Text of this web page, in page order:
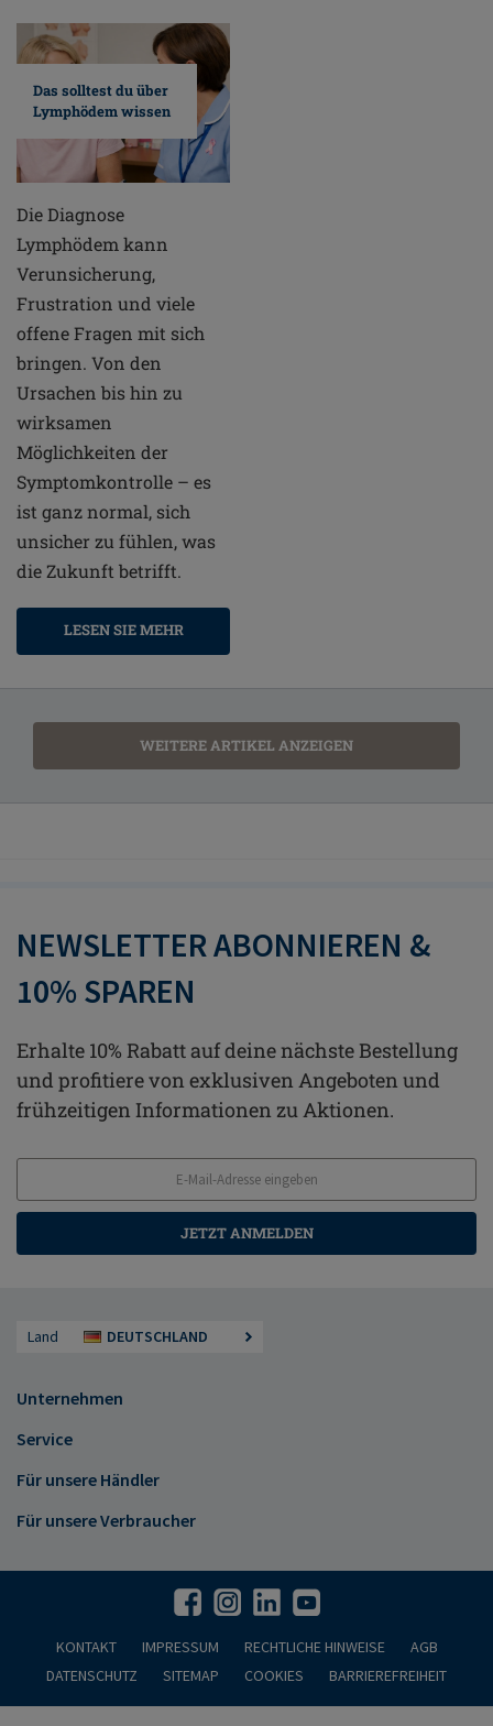
Das solltest du über
Lymphödem wissen
Die Diagnose
Lymphödem kann
Verunsicherung,
Frustration und viele
offene Fragen mit sich
bringen. Von den
Ursachen bis hin zu
wirksamen
Möglichkeiten der
Symptomkontrolle – es
ist ganz normal, sich
unsicher zu fühlen, was
die Zukunft betrifft.
LESEN SIE MEHR
WEITERE ARTIKEL ANZEIGEN
NEWSLETTER ABONNIEREN &
10% SPAREN
Erhalte 10% Rabatt auf deine nächste Bestellung
und profitiere von exklusiven Angeboten und
frühzeitigen Informationen zu Aktionen.
JETZT ANMELDEN
Land DEUTSCHLAND
Unternehmen
Service
Für unsere Händler
Für unsere Verbraucher
KONTAKT IMPRESSUM RECHTLICHE HINWEISE
AGB
DATENSCHUTZ
SITEMAP COOKIES BARRIEREFREIHEIT